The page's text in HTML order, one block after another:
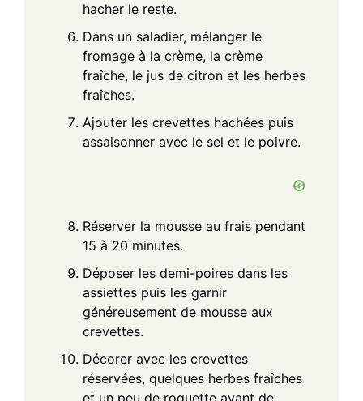
hacher le reste.
Dans un saladier, mélanger le
fromage à la crème, la crème
fraîche, le jus de citron et les herbes
fraîches.
Ajouter les crevettes hachées puis
assaisonner avec le sel et le poivre.
Réserver la mousse au frais pendant
15 à 20 minutes.
Déposer les demi-poires dans les
assiettes puis les garnir
généreusement de mousse aux
crevettes.
Décorer avec les crevettes
réservées, quelques herbes fraîches